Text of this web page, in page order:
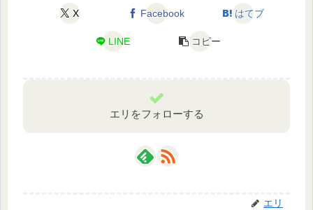
X Facebook はてブ
LINE コピー
エリをフォローする
エリ